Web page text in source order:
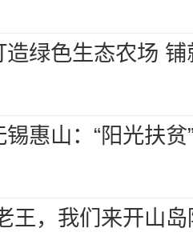
造绿色生态农场
锡惠山：“阳光扶
王，我们来开山